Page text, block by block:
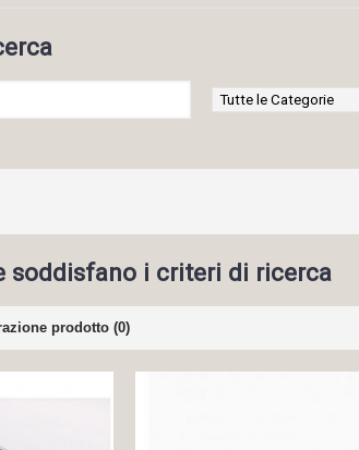
soddisfano i criteri di ricerca
prodotto (0)